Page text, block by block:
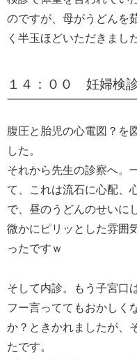
のですが、母がうどんを
く半玉ほどいただきまし
１４：００ 妊婦検
腹圧と胎児の心電図？を
した。
それから先生の診察へ。
て、これは流石に心配、
で、昼のうどんのせいに
微かにピリッとした雰囲
ったですｗ
そして内診。もう子宮口
フー言っててもおかしく
か？ときかれましたが、
たです。